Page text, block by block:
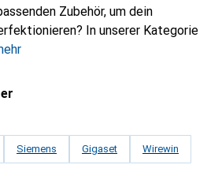
Zubehör, um dein
In unserer Kategorie
Siemens Gigaset Wirewin